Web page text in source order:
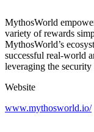
MythosWorld
variety of rewards
MythosWorld’s
successful real-world
leveraging the
Website
www.mythosworld.io/